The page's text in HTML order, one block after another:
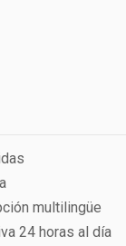
multilingüe
24 horas al día